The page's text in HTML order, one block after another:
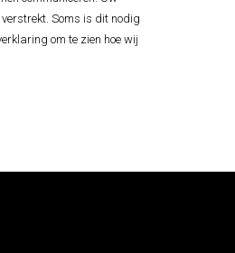
Soms is dit nodig
om te zien hoe wij